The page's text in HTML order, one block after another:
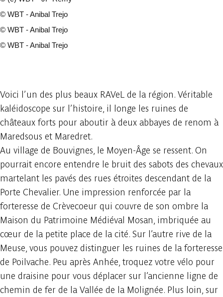
© WBT - Anibal Trejo
© WBT - Anibal Trejo
© WBT - Anibal Trejo
Voici l’un des plus beaux RAVeL de la région. Véritable
kaléidoscope sur l’histoire, il longe les ruines de
châteaux forts pour aboutir à deux abbayes de renom à
Maredsous et Maredret.
Au village de Bouvignes, le Moyen-Âge se ressent. On
pourrait encore entendre le bruit des sabots des chevaux
martelant les pavés des rues étroites descendant de la
Porte Chevalier. Une impression renforcée par la
forteresse de Crèvecoeur qui couvre de son ombre la
Maison du Patrimoine Médiéval Mosan, imbriquée au
cœur de la petite place de la cité. Sur l’autre rive de la
Meuse, vous pouvez distinguer les ruines de la forteresse
de Poilvache. Peu après Anhée, troquez votre vélo pour
une draisine pour vous déplacer sur l’ancienne ligne de
chemin de fer de la Vallée de la Molignée. Plus loin, sur